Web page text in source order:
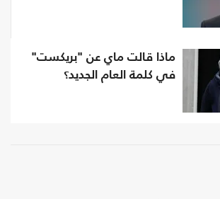
ماذا قالت ماي عن "بريكست"
في كلمة العام الجديد؟